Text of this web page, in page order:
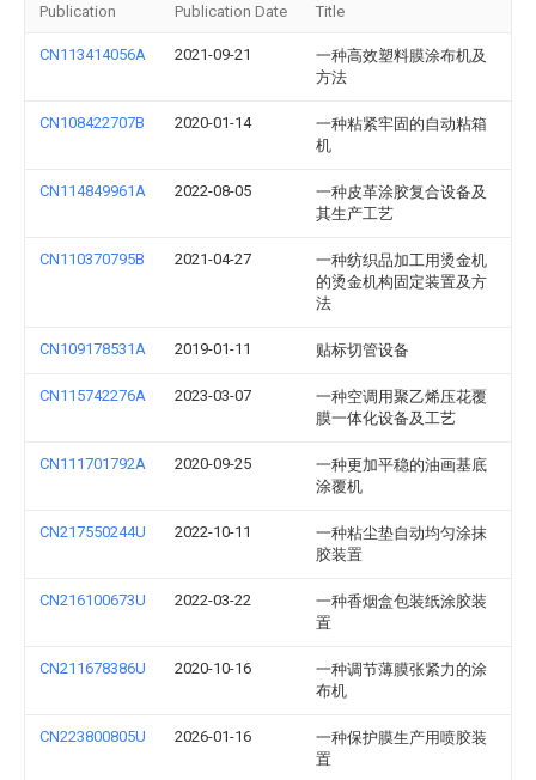
Publication Publication Date Title
CN113414056A 2021-09-21
一种高效塑料膜涂布机及
方法
CN108422707B 2020-01-14
一种粘紧牢固的自动粘箱
机
CN114849961A 2022-08-05
一种皮革涂胶复合设备及
其生产工艺
CN110370795B 2021-04-27
一种纺织品加工用烫金机
的烫金机构固定装置及方
法
CN109178531A 2019-01-11 贴标切管设备
CN115742276A 2023-03-07
一种空调用聚乙烯压花覆
膜一体化设备及工艺
CN111701792A 2020-09-25
一种更加平稳的油画基底
涂覆机
CN217550244U 2022-10-11
一种粘尘垫自动均匀涂抹
胶装置
CN216100673U 2022-03-22
一种香烟盒包装纸涂胶装
置
CN211678386U 2020-10-16
一种调节薄膜张紧力的涂
布机
CN223800805U 2026-01-16
一种保护膜生产用喷胶装
置